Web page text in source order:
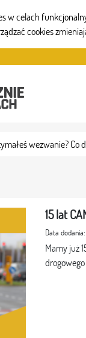
w celach
cookies
wezwanie? Co
15 lat
Data
Mamy już
drogowego